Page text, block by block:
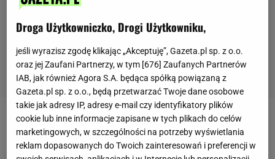
ĆWICZENIA NA KLATKĘ PIERSIOWĄ
Ćwiczenia na klatkę piersiową w domu.
Droga Użytkowniczko, Drogi Użytkowniku,
jeśli wyrazisz zgodę klikając „Akceptuję”, Gazeta.pl sp. z o.o.
oraz jej Zaufani Partnerzy, w tym [ 676 ] Zaufanych Partnerów
IAB, jak również Agora S.A. będąca spółką powiązaną z
Gazeta.pl sp. z o.o., będą przetwarzać Twoje dane osobowe
takie jak adresy IP, adresy e-mail czy identyfikatory plików
cookie lub inne informacje zapisane w tych plikach do celów
marketingowych, w szczególności na potrzeby wyświetlania
reklam dopasowanych do Twoich zainteresowań i preferencji w